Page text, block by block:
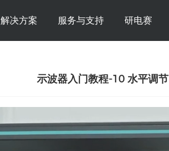
解决方案 服务与支持 研电赛
示波器入门教程-10 水平调节